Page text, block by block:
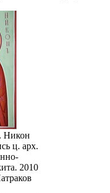
Никон
ц. арх.
2010